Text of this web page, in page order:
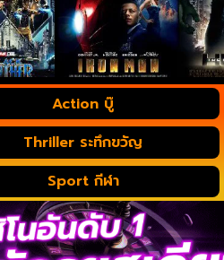
Action บู๊
Thriller ระทึกขวัญ
Sport กีฬา